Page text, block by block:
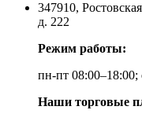
347910,
д. 222
Режим работы:
пн-пт 08:00–18:00;
Наши торговые